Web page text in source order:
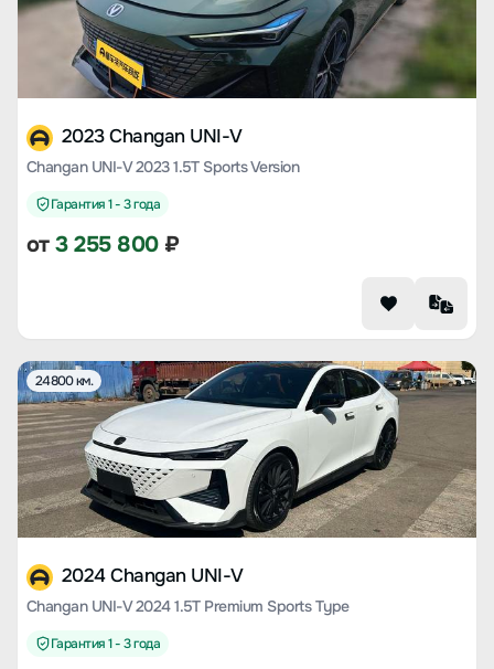
2023 Changan UNI-V
Changan UNI-V 2023 1.5T Sports Version
Гарантия 1 - 3 года
от3 255 800₽
24800 км.
2024 Changan UNI-V
Changan UNI-V 2024 1.5T Premium Sports Type
Гарантия 1 - 3 года